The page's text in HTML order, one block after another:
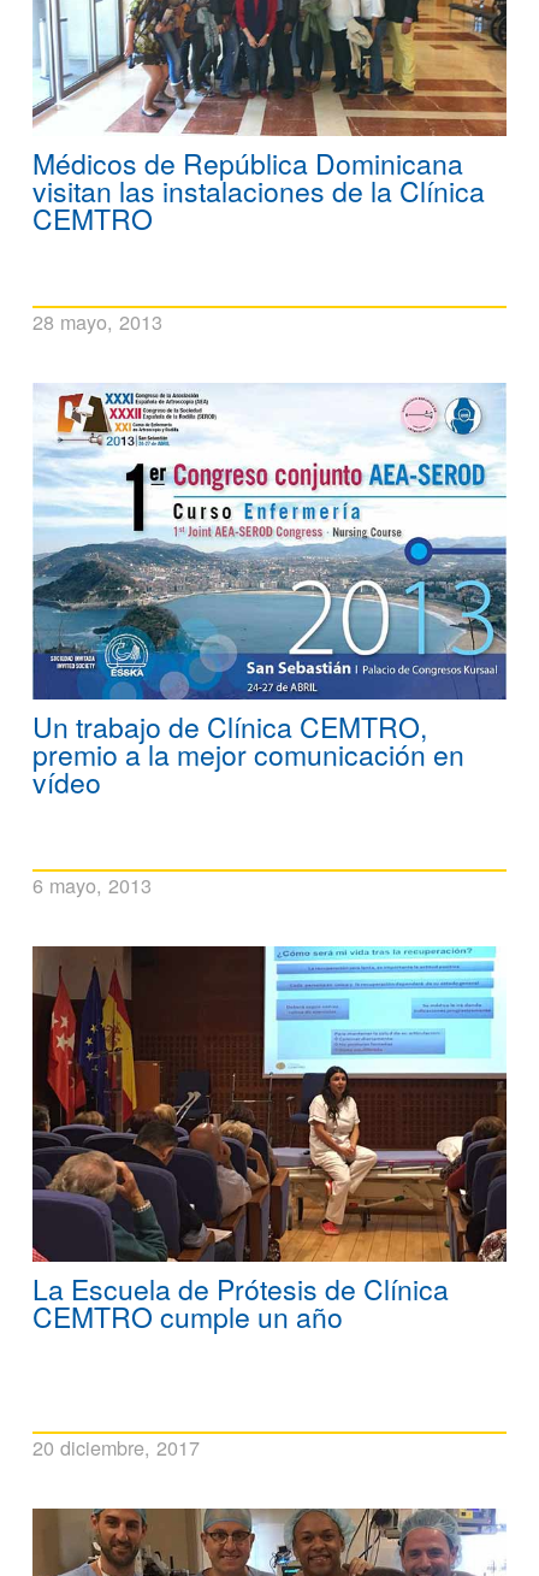
Médicos de República Dominicana
visitan las instalaciones de la Clínica
CEMTRO
28 mayo, 2013
Un trabajo de Clínica CEMTRO,
premio a la mejor comunicación en
vídeo
6 mayo, 2013
La Escuela de Prótesis de Clínica
CEMTRO cumple un año
20 diciembre, 2017